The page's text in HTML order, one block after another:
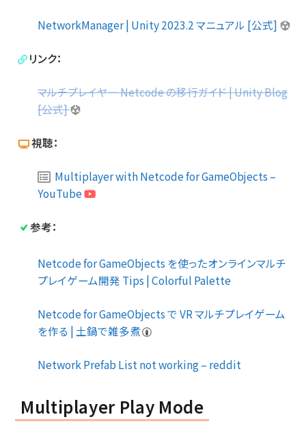
NetworkManager | Unity 2023.2 マニュアル [公式]
リンク：
マルチプレイヤー Netcode の移行ガイド | Unity Blog
[公式]
視聴：
Multiplayer with Netcode for GameObjects –
YouTube
参考：
Netcode for GameObjects を使ったオンラインマルチ
プレイゲーム開発 Tips | Colorful Palette
Netcode for GameObjects で VR マルチプレイゲーム
を作る | 土鍋で雑多煮
Network Prefab List not working – reddit
Multiplayer Play Mode